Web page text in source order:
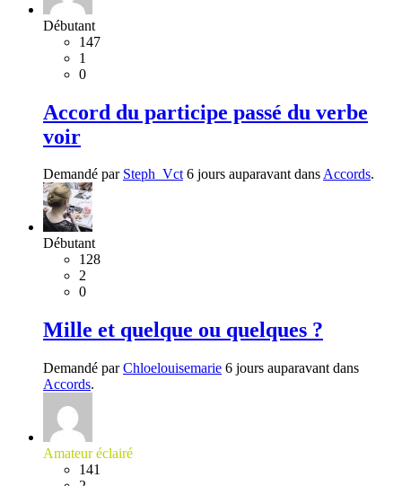
Débutant
147
1
0
Accord du participe passé du verbe
voir
Demandé par Steph_Vct6 jours auparavant dansAccords.
Débutant
128
2
0
Mille et quelque ou quelques ?
Demandé parChloelouisemarie 6 jours auparavant dans
Accords.
Amateur éclairé
141